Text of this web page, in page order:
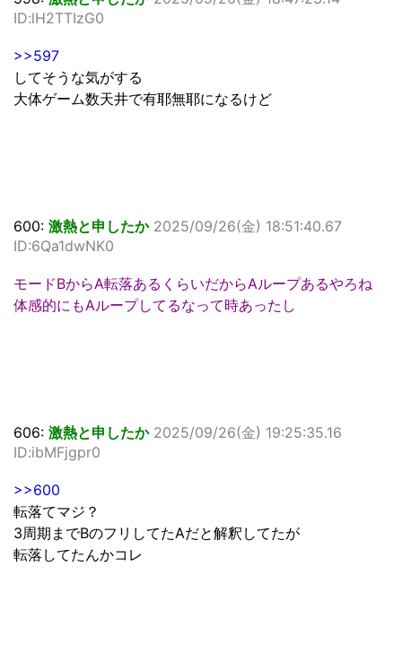
ID:lH2TTIzG0
>>597
してそうな気がする
大体ゲーム数天井で有耶無耶になるけど
600: 激熱と申したか 2025/09/26(金) 18:51:40.67
ID:6Qa1dwNK0
モードBからA転落あるくらいだからAループあるやろね
体感的にもAループしてるなって時あったし
606: 激熱と申したか 2025/09/26(金) 19:25:35.16
ID:ibMFjgpr0
>>600
転落てマジ？
3周期までBのフリしてたAだと解釈してたが
転落してたんかコレ